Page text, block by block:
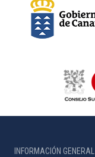
INFORMACIÓN GENERAL